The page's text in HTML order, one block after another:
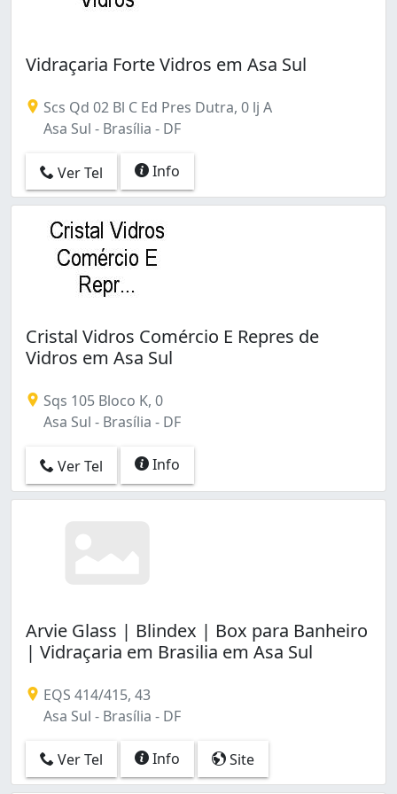
Vidraçaria Forte Vidros em Asa Sul
Scs Qd 02 Bl C Ed Pres Dutra, 0 lj A
Asa Sul - Brasília - DF
Ver Tel Info
Cristal Vidros Comércio E Repres de
Vidros em Asa Sul
Sqs 105 Bloco K, 0
Asa Sul - Brasília - DF
Ver Tel Info
Arvie Glass | Blindex | Box para Banheiro
| Vidraçaria em Brasilia em Asa Sul
EQS 414/415, 43
Asa Sul - Brasília - DF
Ver Tel Info Site